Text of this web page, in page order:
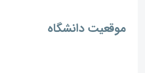
موقعیت دانشگاه